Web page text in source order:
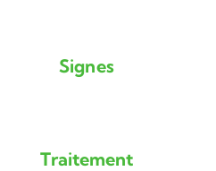
Signes
Traitement